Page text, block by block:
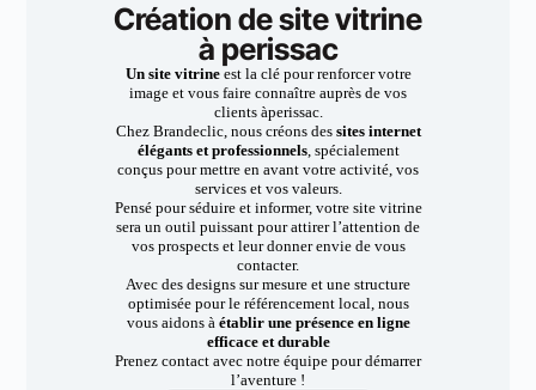
Création de site vitrine
à perissac
Un site vitrineest la clé pour renforcer votre
image et vous faire connaître auprès de vos
clients àperissac.
Chez Brandeclic, nous créons dessites internet
élégants et professionnels, spécialement
conçus pour mettre en avant votre activité, vos
services et vos valeurs.
Pensé pour séduire et informer, votre site vitrine
sera un outil puissant pour attirer l’attention de
vos prospects et leur donner envie de vous
contacter.
Avec des designs sur mesure et une structure
optimisée pour le référencement local, nous
vous aidons à établir une présence en ligne
efficace et durable
Prenez contact avec notre équipe pour démarrer
l’aventure !